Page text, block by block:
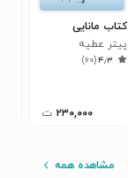
کتاب مانایی
پیتر عطیه
۴٫۳(۶۰)
۲۳۰,۰۰۰ ت
مشاهده همه